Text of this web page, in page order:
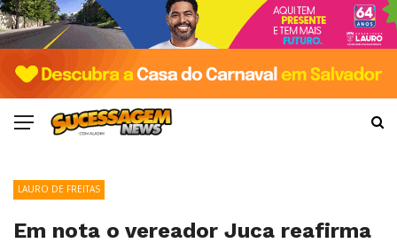
LAURO DE FREITAS
Em nota o vereador Juca reafirma